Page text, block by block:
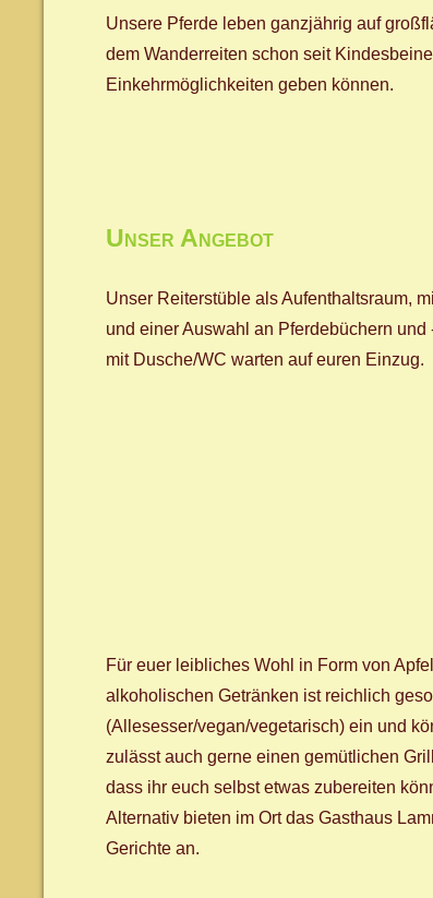
Unsere Pferde leben ganzjährig auf
dem Wanderreiten schon seit
Einkehrmöglichkeiten geben können.
Unser Angebot
Unser Reiterstüble als Aufenthaltsraum,
und einer Auswahl an Pferdebüchern
mit Dusche/WC warten auf euren Einzug.
Für euer leibliches Wohl in Form von
alkoholischen Getränken ist reichlich
(Allesesser/vegan/vegetarisch) ein und
zulässt auch gerne einen gemütlichen
dass ihr euch selbst etwas zubereiten
Alternativ bieten im Ort das Gasthaus
Gerichte an.